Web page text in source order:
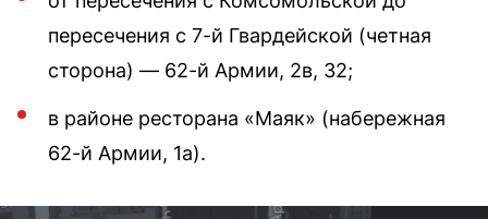
пересечения с 7-й Гвардейской (четная
сторона) — 62-й Армии, 2в, 32;
в районе ресторана «Маяк» (набережная
62-й Армии, 1а).